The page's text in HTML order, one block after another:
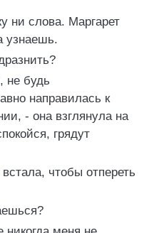
ни слова. Маргарет
узнаешь.
не будь
направилась к
- она взглянула на
грядут
чтобы отпереть